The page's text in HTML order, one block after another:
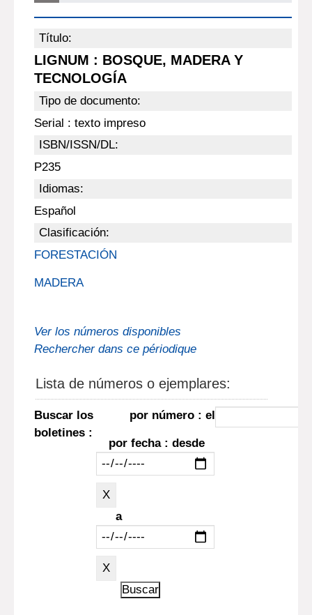
Título:
LIGNUM : BOSQUE, MADERA Y
TECNOLOGÍA
Tipo de documento:
Serial : texto impreso
ISBN/ISSN/DL:
P235
Idiomas:
Español
Clasificación:
FORESTACIÓN
MADERA
Ver los números disponibles
Rechercher dans ce périodique
Lista de números o ejemplares:
Buscar los
boletines :
por número : el
por fecha : desde
a